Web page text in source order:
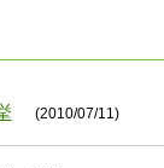
(2010/07/11)